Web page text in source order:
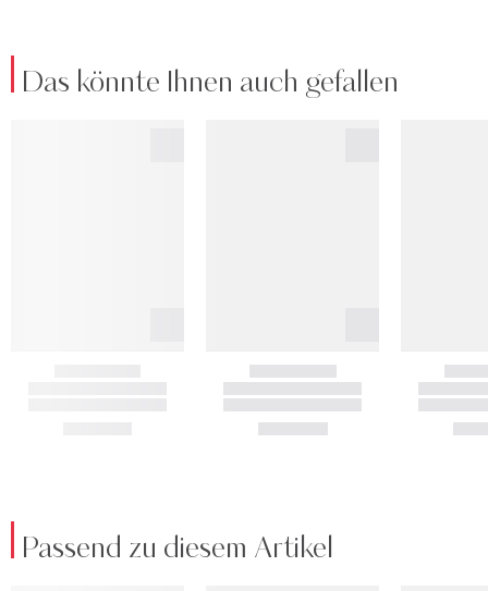
Das könnte Ihnen auch gefallen
Passend zu diesem Artikel